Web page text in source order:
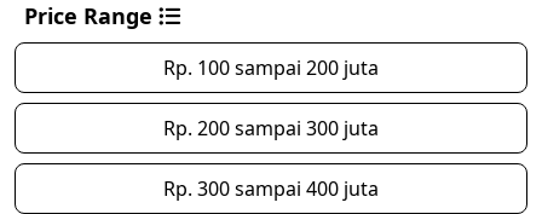
Price Range
Rp. 100 sampai 200 juta
Rp. 200 sampai 300 juta
Rp. 300 sampai 400 juta